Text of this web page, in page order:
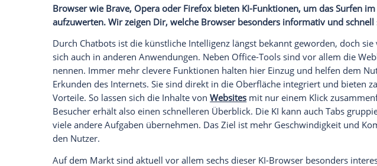
KI-Browser im Vergleich: Womit surft es sich am smartesten?
13.01.2026 - 10:44 Uhr
Browser wie Brave, Opera oder Firefox bieten KI-Funktionen,
aufzuwerten. Wir zeigen Dir, welche Browser besonders